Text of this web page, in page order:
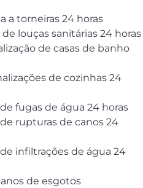
a torneiras 24 horas
louças sanitárias 24 horas
de casas de banho
de cozinhas 24
fugas de água 24 horas
rupturas de canos 24
infiltrações de água 24
de esgotos